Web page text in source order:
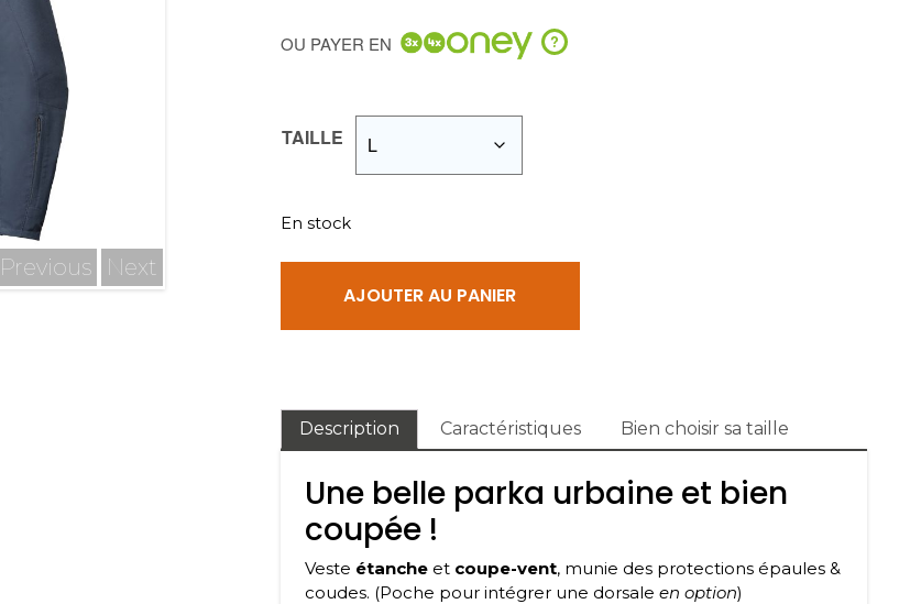
Previous Next
était :
399,90 €.
est :
349,00 €.
OU PAYER EN ?
TAILLE
En stock
AJOUTER AU PANIER
Description Caractéristiques Bien choisir sa taille
Une belle parka urbaine et bien
coupée !
Veste étancheet coupe-vent, munie des protections épaules &
coudes. (Poche pour intégrer une dorsale en option)